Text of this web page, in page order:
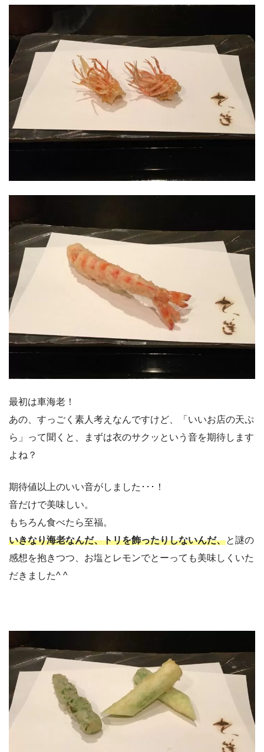
最初は車海老！
あの、すっごく素人考えなんですけど、「いいお店の天ぷ
ら」って聞くと、まずは衣のサクッという音を期待します
よね？
期待値以上のいい音がしました･･･！
音だけで美味しい。
もちろん食べたら至福。
いきなり海老なんだ、トリを飾ったりしないんだ、と謎の
感想を抱きつつ、お塩とレモンでとーっても美味しくいた
だきました^ ^